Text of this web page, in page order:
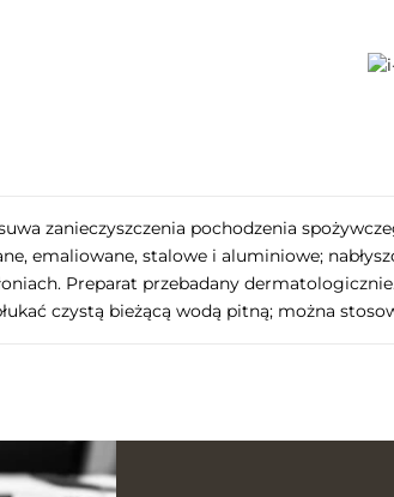
zanieczyszczenia pochodzenia
emaliowane, stalowe i aluminiowe;
Preparat przebadany
czystą bieżącą wodą pitną; można